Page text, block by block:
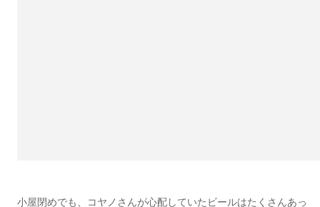
小屋閉めでも、コヤノさんが心配していたビールはたくさんあっ